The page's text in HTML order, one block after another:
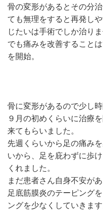
骨の変形があるとその分
ても無理をすると再発し
じたいは手術でしか治りま
でも痛みを改善すること
を開始。
骨に変形があるので少し
９月の初めくらいに治療
来てもらいました。
先週くらいから足の痛み
いから、足を庇わずに歩
くれました。
まだ患者さん自身不安が
足底筋膜炎のテーピング
ングを少なくしていきます